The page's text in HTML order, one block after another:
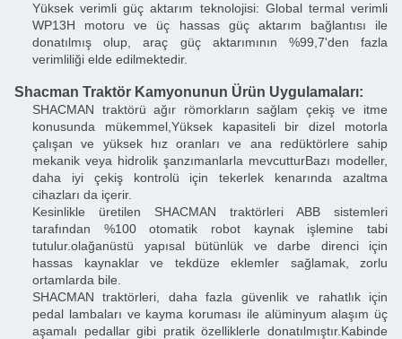
Yüksek verimli güç aktarım teknolojisi: Global termal verimli
WP13H motoru ve üç hassas güç aktarım bağlantısı ile
donatılmış olup, araç güç aktarımının %99,7'den fazla
verimliliği elde edilmektedir.
Shacman Traktör Kamyonunun Ürün Uygulamaları:
SHACMAN traktörü ağır römorkların sağlam çekiş ve itme
konusunda mükemmel,Yüksek kapasiteli bir dizel motorla
çalışan ve yüksek hız oranları ve ana redüktörlere sahip
mekanik veya hidrolik şanzımanlarla mevcutturBazı modeller,
daha iyi çekiş kontrolü için tekerlek kenarında azaltma
cihazları da içerir.
Kesinlikle üretilen SHACMAN traktörleri ABB sistemleri
tarafından %100 otomatik robot kaynak işlemine tabi
tutulur.olağanüstü yapısal bütünlük ve darbe direnci için
hassas kaynaklar ve tekdüze eklemler sağlamak, zorlu
ortamlarda bile.
SHACMAN traktörleri, daha fazla güvenlik ve rahatlık için
pedal lambaları ve kayma koruması ile alüminyum alaşım üç
aşamalı pedallar gibi pratik özelliklerle donatılmıştır.Kabinde